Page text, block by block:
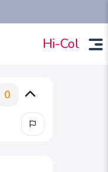
Hi-Col
0